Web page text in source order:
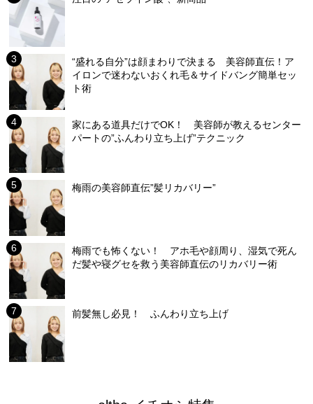
“盛れる自分”は顔まわりで決まる 美容師直伝！ア
イロンで迷わないおくれ毛＆サイドバング簡単セッ
ト術
家にある道具だけでOK！ 美容師が教えるセンター
パートの”ふんわり立ち上げ”テクニック
梅雨の美容師直伝”髪リカバリー”
梅雨でも怖くない！ アホ毛や顔周り、湿気で死ん
だ髪や寝グセを救う美容師直伝のリカバリー術
前髪無し必見！ ふんわり立ち上げ